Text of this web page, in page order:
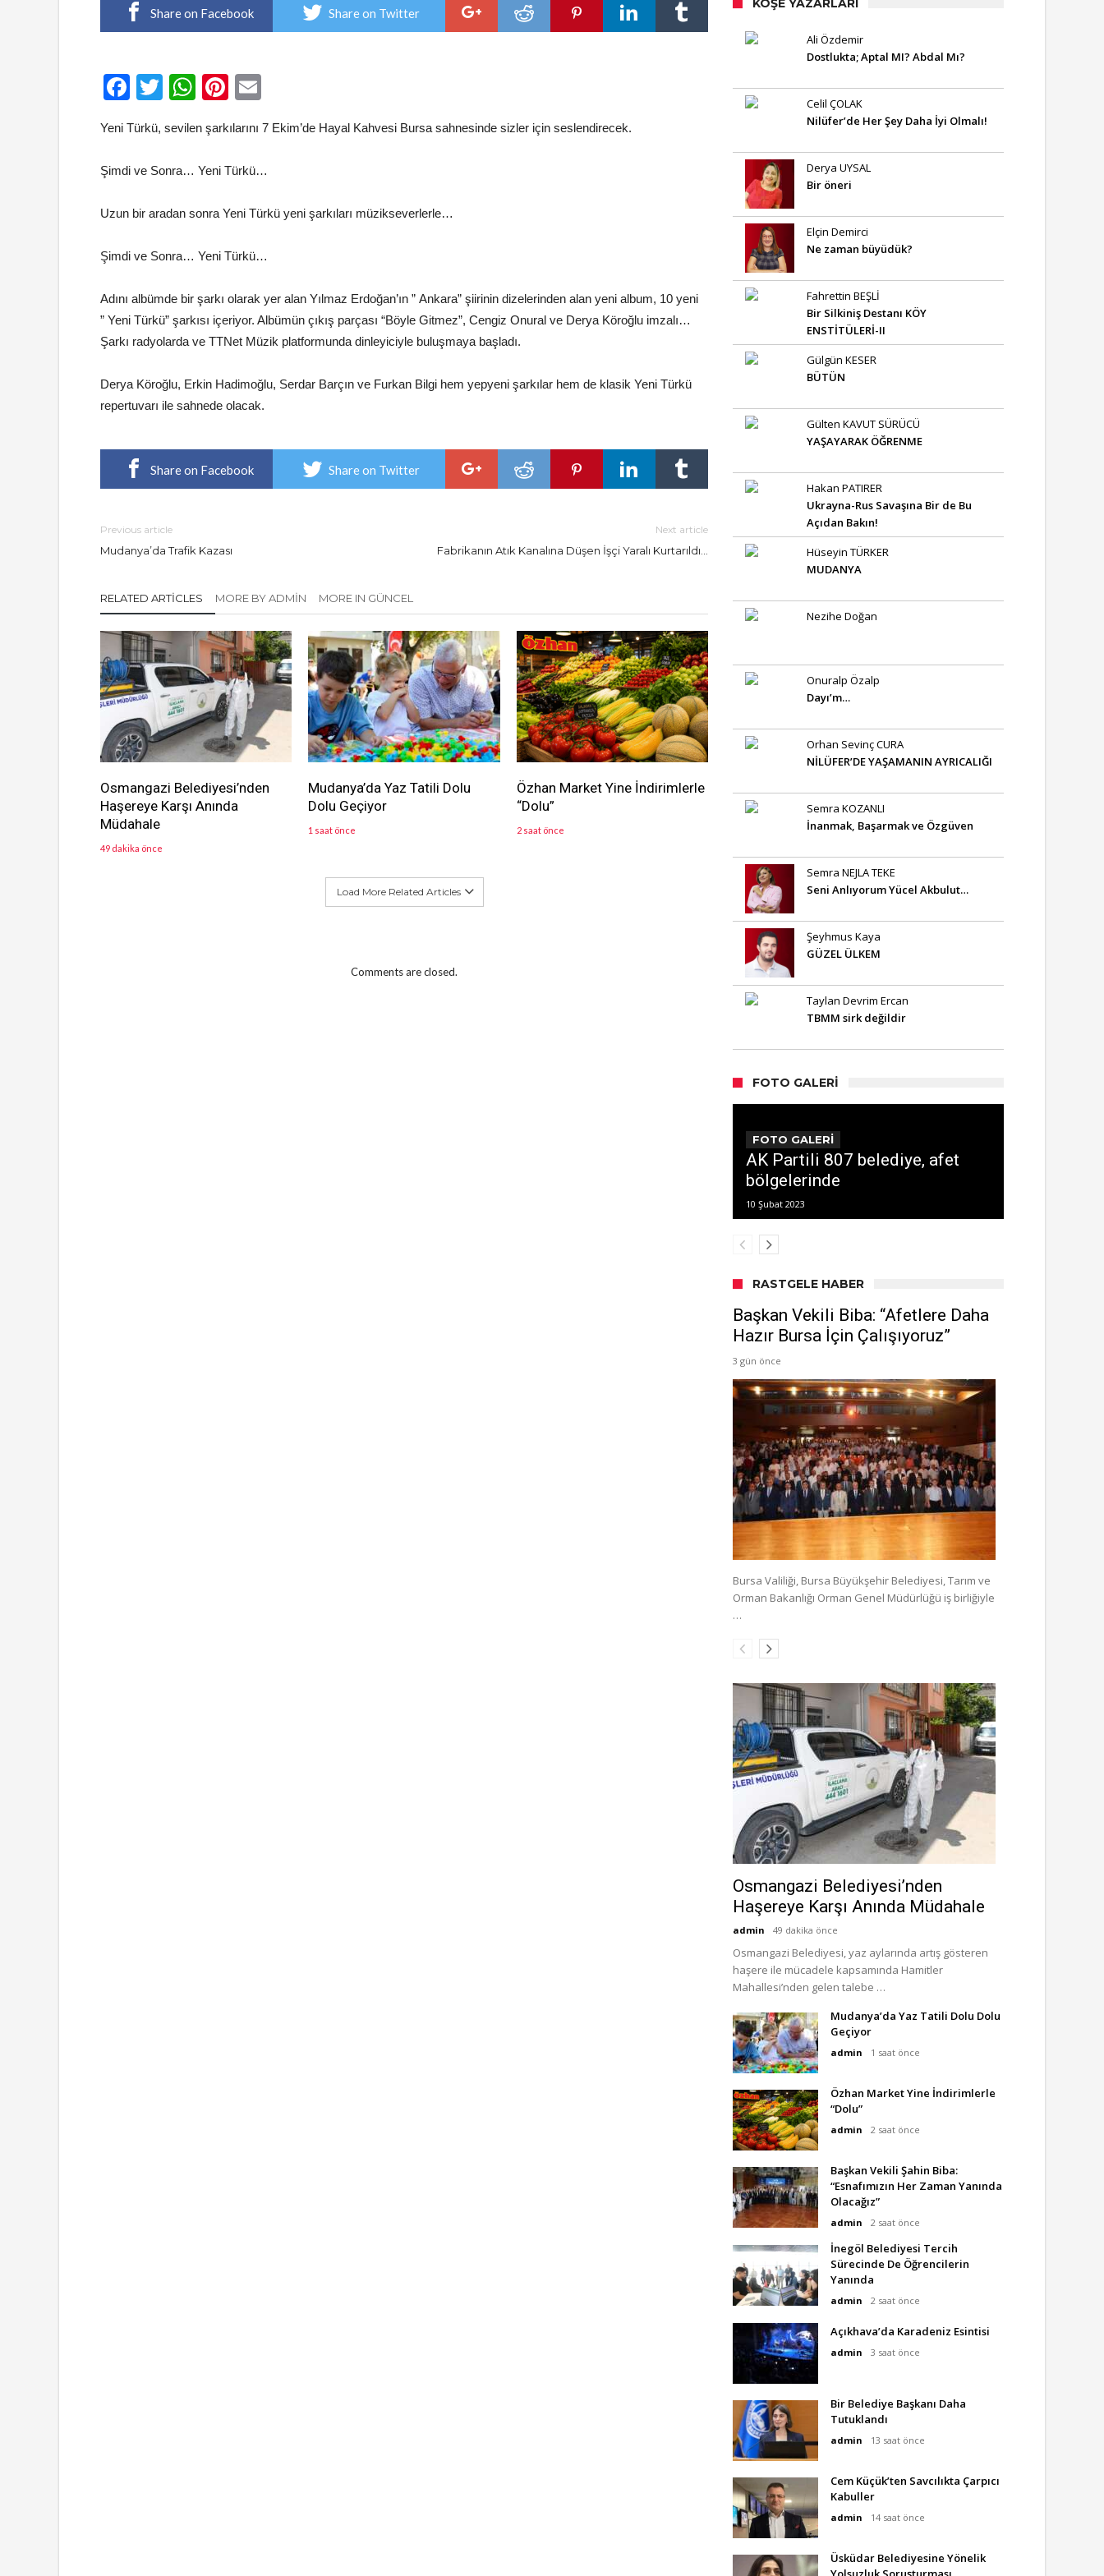
Bursa’da…
için
Share on Facebook Share on Twitter
Facebook
TwitterWhatsApp
Pinterest
Yeni Türkü, sevilen şarkılarını 7 Ekim’de Hayal Kahvesi Bursa sahnesinde sizler için seslendirecek.
Şimdi ve Sonra… Yeni Türkü…
Uzun bir aradan sonra Yeni Türkü yeni şarkıları müzikseverlerle…
Şimdi ve Sonra… Yeni Türkü…
Adını albümde bir şarkı olarak yer alan Yılmaz Erdoğan’ın ” Ankara” şiirinin dizelerinden alan yeni album, 10 yeni
” Yeni Türkü” şarkısı içeriyor. Albümün çıkış parçası “Böyle Gitmez”, Cengiz Onural ve Derya Köroğlu imzalı…
Şarkı radyolarda ve TTNet Müzik platformunda dinleyiciyle buluşmaya başladı.
Derya Köroğlu, Erkin Hadimoğlu, Serdar Barçın ve Furkan Bilgi hem yepyeni şarkılar hem de klasik Yeni Türkü
repertuvarı ile sahnede olacak.
Share on Facebook Share on Twitter
Previous article
Mudanya’da Trafik Kazası
Next article
Fabrikanın Atık Kanalına Düşen İşçi Yaralı Kurtarıldı…
RELATED ARTICLES MORE BY ADMIN MORE IN GÜNCEL
Osmangazi Belediyesi’nden
Haşereye Karşı Anında
Müdahale
49 dakika önce
Mudanya’da Yaz Tatili Dolu
Dolu Geçiyor
1 saat önce
Özhan Market Yine İndirimlerle
“Dolu”
2 saat önce
Load More Related Articles
Comments are closed.
KÖŞE YAZARLARI
Ali Özdemir
Dostlukta; Aptal MI? Abdal Mı?
Celil ÇOLAK
Nilüfer’de Her Şey Daha İyi Olmalı!
Derya UYSAL
Bir öneri
Elçin Demirci
Ne zaman büyüdük?
Fahrettin BEŞLİ
Bir Silkiniş Destanı KÖY
ENSTİTÜLERİ-II
Gülgün KESER
BÜTÜN
Gülten KAVUT SÜRÜCÜ
YAŞAYARAK ÖĞRENME
Hakan PATIRER
Ukrayna-Rus Savaşına Bir de Bu
Açıdan Bakın!
Hüseyin TÜRKER
MUDANYA
Nezihe Doğan
Onuralp Özalp
Dayı’m…
Orhan Sevinç CURA
NİLÜFER’DE YAŞAMANIN AYRICALIĞI
Semra KOZANLI
İnanmak, Başarmak ve Özgüven
Semra NEJLA TEKE
Seni Anlıyorum Yücel Akbulut…
Şeyhmus Kaya
GÜZEL ÜLKEM
Taylan Devrim Ercan
TBMM sirk değildir
FOTO GALERI
FOTO GALERİ
AK Partili 807 belediye, afet
bölgelerinde
10 Şubat 2023
RASTGELE HABER
Başkan Vekili Biba: “Afetlere Daha
Hazır Bursa İçin Çalışıyoruz”
3 gün önce
Bursa Valiliği, Bursa Büyükşehir Belediyesi, Tarım ve
Orman Bakanlığı Orman Genel Müdürlüğü iş birliğiyle
…
Osmangazi Belediyesi’nden
Haşereye Karşı Anında Müdahale
admin 49 dakika önce
Osmangazi Belediyesi, yaz aylarında artış gösteren
haşere ile mücadele kapsamında Hamitler
Mahallesi’nden gelen talebe …
Mudanya’da Yaz Tatili Dolu Dolu
Geçiyor
admin 1 saat önce
Özhan Market Yine İndirimlerle
“Dolu”
admin 2 saat önce
Başkan Vekili Şahin Biba:
“Esnafımızın Her Zaman Yanında
Olacağız”
admin 2 saat önce
İnegöl Belediyesi Tercih
Sürecinde De Öğrencilerin
Yanında
admin 2 saat önce
Açıkhava’da Karadeniz Esintisi
admin 3 saat önce
Bir Belediye Başkanı Daha
Tutuklandı
admin 13 saat önce
Cem Küçük’ten Savcılıkta Çarpıcı
Kabuller
admin 14 saat önce
Üsküdar Belediyesine Yönelik